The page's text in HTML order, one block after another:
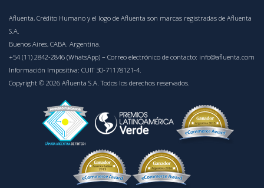
Afluenta, Crédito Humano y el logo de Afluenta son marcas registradas de Afluenta
S.A.
Buenos Aires, CABA. Argentina.
+54 (11) 2842-2846 (WhatsApp) – Correo electrónico de contacto: info@afluenta.com
Información Impositiva: CUIT 30-71178121-4.
Copyright © 2026 Afluenta S.A. Todos los derechos reservados.